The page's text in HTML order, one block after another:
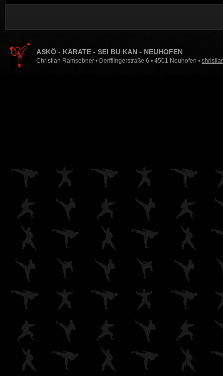
ASKÖ - KARATE - SEI BU KAN - NEUHOFEN
Christian Ramsebner • Derfflingerstraße 6 • 4501 Neuhofen •